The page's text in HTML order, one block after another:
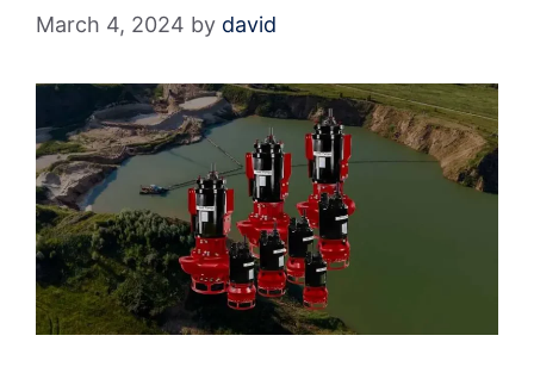
March 4, 2024 by david